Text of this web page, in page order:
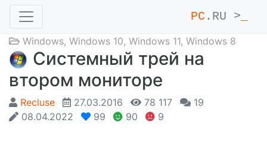
PC .RU >
Windows, Windows 10, Windows 11, Windows 8
Системный трей на
втором мониторе
Recluse 27.03.2016 78 117
19
08.04.2022
99 90 9